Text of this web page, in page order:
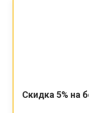
Скидка 5% на